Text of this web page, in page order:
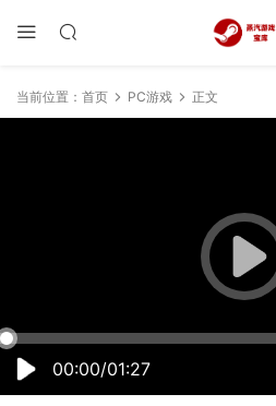
当前位置： 首页 PC游戏 正文
00:00/01:27
50% 75% 100%